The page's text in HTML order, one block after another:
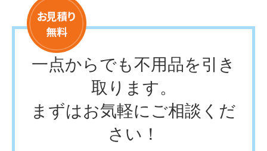
一点からでも不用品を引き
取ります。
まずはお気軽にご相談くだ
さい！